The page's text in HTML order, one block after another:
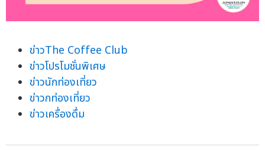
ข่าวThe Coffee Club
ข่าวโปรโมชั่นพิเศษ
ข่าวนักท่องเที่ยว
ข่าวกท่องเที่ยว
ข่าวเครื่องดื่ม